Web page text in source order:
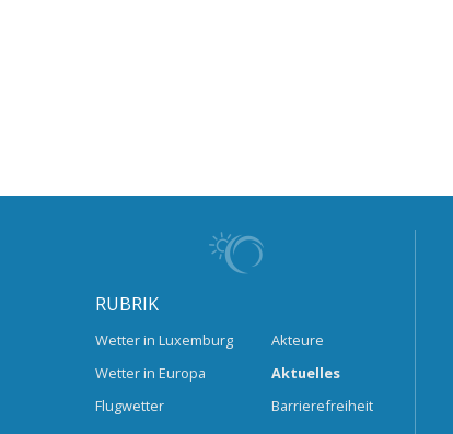
RUBRIK
Wetter in Luxemburg
Wetter in Europa
Flugwetter
Akteure
Aktuelles
Barrierefreiheit